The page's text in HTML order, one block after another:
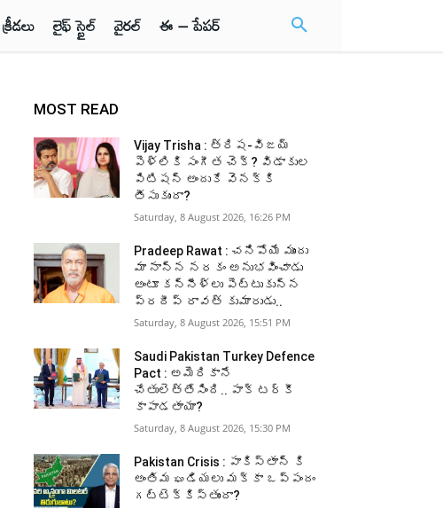
క్రీడలు లైఫ్ స్టైల్ వైరల్ ఈ – పేపర్
MOST READ
Vijay Trisha : త్రిష-విజయ్
పెళ్లికి సంగీత చెక్? విడాకుల
పిటిషన్ అందుకే వెనక్కి
తీసుకుందా?
Saturday, 8 August 2026, 16:26 PM
Pradeep Rawat : చనిపోయే ముందు
మా నాన్న నరకం అనుభవించాడు
అంటూ కన్నీళ్లు పెట్టుకున్న
ప్రదీప్ రావత్ కుమారుడు..
Saturday, 8 August 2026, 15:51 PM
Saudi Pakistan Turkey Defence
Pact : అమెరికానే
చేతులెత్తేసింది.. పాక్‌ టర్కీ
కాపాడతాయా?
Saturday, 8 August 2026, 15:30 PM
Pakistan Crisis : పాకిస్తాన్ కి
అంతిమ ఘడియలు మక్కా ఒప్పందం
గట్టెక్కిస్తుందా?